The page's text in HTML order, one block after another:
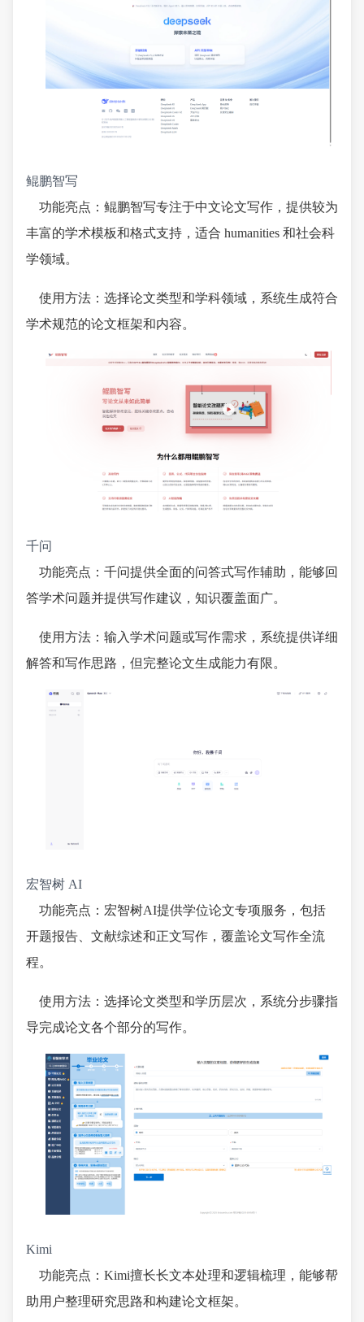
鲲鹏智写
功能亮点：鲲鹏智写专注于中文论文写作，提供较为
丰富的学术模板和格式支持，适合 humanities 和社会科
学领域。
使用方法：选择论文类型和学科领域，系统生成符合
学术规范的论文框架和内容。
千问
功能亮点：千问提供全面的问答式写作辅助，能够回
答学术问题并提供写作建议，知识覆盖面广。
使用方法：输入学术问题或写作需求，系统提供详细
解答和写作思路，但完整论文生成能力有限。
宏智树 AI
功能亮点：宏智树AI提供学位论文专项服务，包括
开题报告、文献综述和正文写作，覆盖论文写作全流
程。
使用方法：选择论文类型和学历层次，系统分步骤指
导完成论文各个部分的写作。
Kimi
功能亮点：Kimi擅长长文本处理和逻辑梳理，能够帮
助用户整理研究思路和构建论文框架。